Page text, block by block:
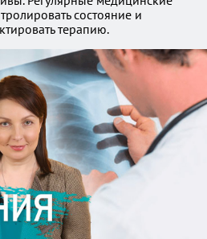
состояние и
терапию.